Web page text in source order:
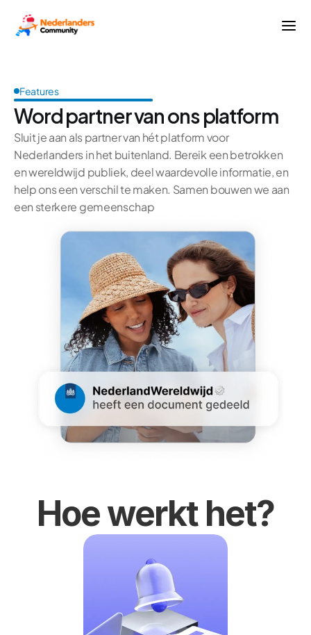
Features
Wordpartnervanonsplatform
Sluit je aan als partner van hét platform voor
Nederlanders in het buitenland. Bereik een betrokken
en wereldwijd publiek, deel waardevolle informatie, en
help ons een verschil te maken. Samen bouwen we aan
een sterkere gemeenschap
Hoe werkt het?